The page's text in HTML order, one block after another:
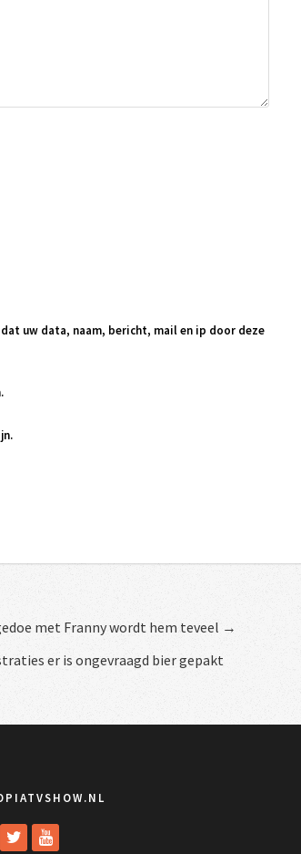
uw data, naam, bericht, mail en ip door deze
met Franny wordt hem teveel →
er is ongevraagd bier gepakt